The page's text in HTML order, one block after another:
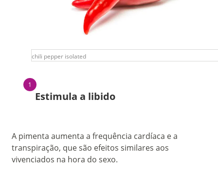
chili pepper isolated
Estimula a libido
A pimenta aumenta a frequência cardíaca e a
transpiração, que são efeitos similares aos
vivenciados na hora do sexo.